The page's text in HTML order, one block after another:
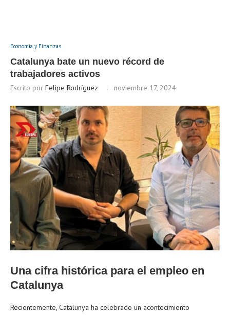
Economía y Finanzas
Catalunya bate un nuevo récord de
trabajadores activos
Escrito por Felipe Rodríguez noviembre 17, 2024
Una cifra histórica para el empleo en
Catalunya
Recientemente, Catalunya ha celebrado un acontecimiento